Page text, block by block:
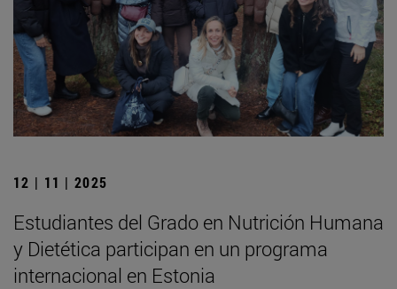
12 | 11 | 2025
Estudiantes del Grado en Nutrición Humana
y Dietética participan en un programa
internacional en Estonia